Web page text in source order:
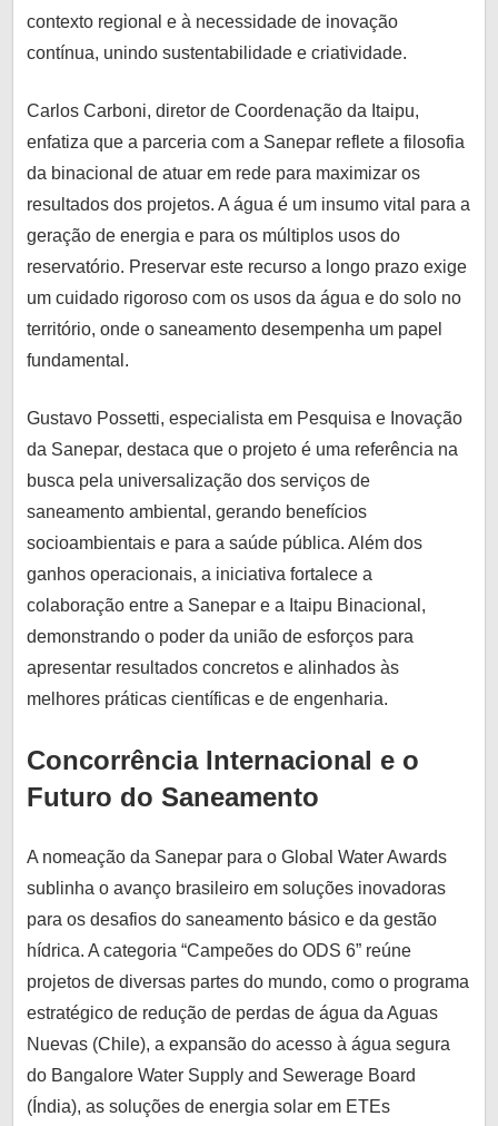
contexto regional e à necessidade de inovação
contínua, unindo sustentabilidade e criatividade.
Carlos Carboni, diretor de Coordenação da Itaipu,
enfatiza que a parceria com a Sanepar reflete a filosofia
da binacional de atuar em rede para maximizar os
resultados dos projetos. A água é um insumo vital para a
geração de energia e para os múltiplos usos do
reservatório. Preservar este recurso a longo prazo exige
um cuidado rigoroso com os usos da água e do solo no
território, onde o saneamento desempenha um papel
fundamental.
Gustavo Possetti, especialista em Pesquisa e Inovação
da Sanepar, destaca que o projeto é uma referência na
busca pela universalização dos serviços de
saneamento ambiental, gerando benefícios
socioambientais e para a saúde pública. Além dos
ganhos operacionais, a iniciativa fortalece a
colaboração entre a Sanepar e a Itaipu Binacional,
demonstrando o poder da união de esforços para
apresentar resultados concretos e alinhados às
melhores práticas científicas e de engenharia.
Concorrência Internacional e o
Futuro do Saneamento
A nomeação da Sanepar para o Global Water Awards
sublinha o avanço brasileiro em soluções inovadoras
para os desafios do saneamento básico e da gestão
hídrica. A categoria “Campeões do ODS 6” reúne
projetos de diversas partes do mundo, como o programa
estratégico de redução de perdas de água da Aguas
Nuevas (Chile), a expansão do acesso à água segura
do Bangalore Water Supply and Sewerage Board
(Índia), as soluções de energia solar em ETEs